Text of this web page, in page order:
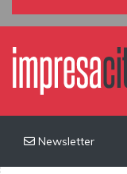
Newsletter